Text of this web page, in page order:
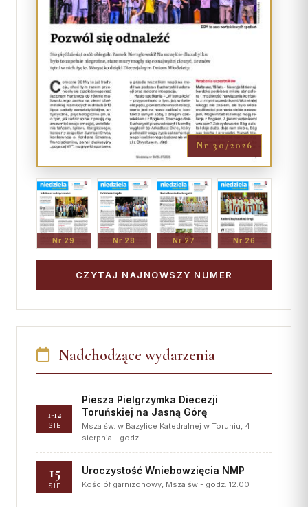
Nr 30/2026
Nr 29 Nr 28 Nr 27 Nr 26
CZYTAJ NAJNOWSZY NUMER
Nadchodzące wydarzenia
1-12
SIE
Piesza Pielgrzymka Diecezji
Toruńskiej na Jasną Górę
Msza św. w Bazylice Katedralnej w Toruniu, 4
sierpnia - godz…
15
SIE
Uroczystość Wniebowzięcia NMP
Kościół garnizonowy, Msza św - godz. 12.00